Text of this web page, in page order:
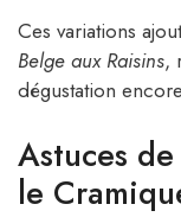
Ces variations
Belge aux Raisins,
dégustation
Astuces
le